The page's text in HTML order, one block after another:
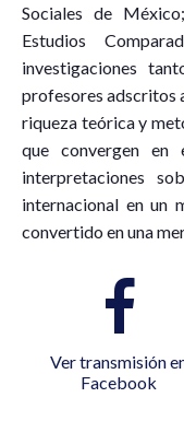
Sociales de
Estudios
investigaciones
profesores adscritos
riqueza teórica y
que convergen
interpretaciones
internacional en un
convertido en una
Ver transmisión
Facebook